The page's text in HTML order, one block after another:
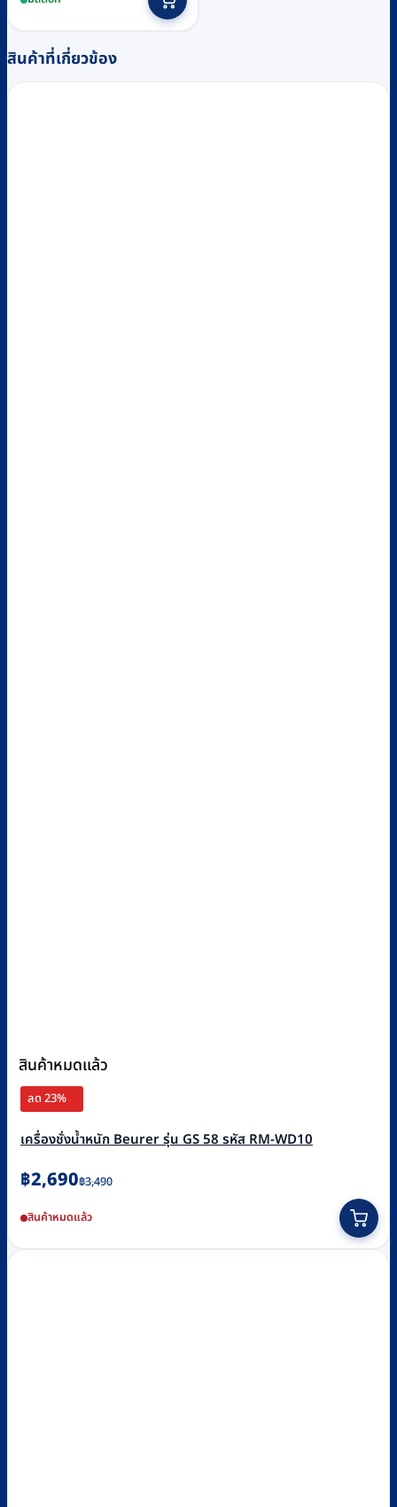
฿12,300
through
฿23,000
product
has
multiple
variants.
สินค้าที่เกี่ยวข้อง
สินค้าหมดแล้ว
ลด 23%
เครื่องชั่งน้ำหนัก Beurer รุ่น GS 58 รหัส RM-WD10
฿3,490
Original
was:
฿3,490.
฿2,690
Current
is:
฿2,690.
สินค้าหมดแล้ว